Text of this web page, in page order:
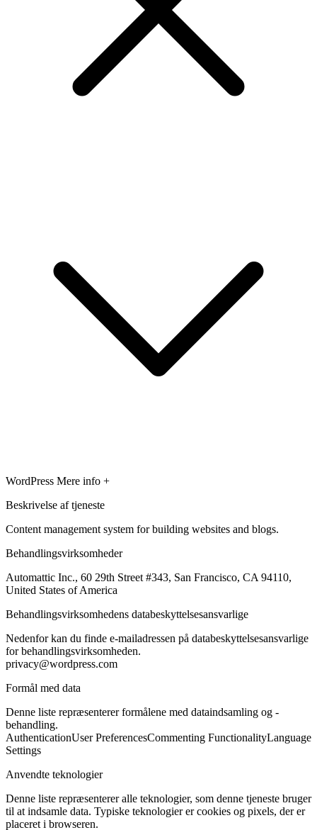
WordPress Mere info +
Beskrivelse af tjeneste
Content management system for building websites and blogs.
Behandlingsvirksomheder
Automattic Inc., 60 29th Street #343, San Francisco, CA 94110,
United States of America
Behandlingsvirksomhedens databeskyttelsesansvarlige
Nedenfor kan du finde e-mailadressen på databeskyttelsesansvarlige
for behandlingsvirksomheden.
privacy@wordpress.com
Formål med data
Denne liste repræsenterer formålene med dataindsamling og -
behandling.
AuthenticationUser PreferencesCommenting FunctionalityLanguage
Settings
Anvendte teknologier
Denne liste repræsenterer alle teknologier, som denne tjeneste bruger
til at indsamle data. Typiske teknologier er cookies og pixels, der er
placeret i browseren.